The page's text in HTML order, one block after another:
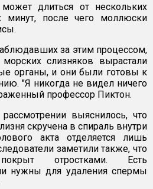
длиться от нескольких
минут, после чего моллюски
за этим процессом,
слизняков вырастали
органы, и они были готовы к
"Я никогда не видел ничего
профессор Пиктон.
выяснилось, что
скручена в спираль внутри
акта отделяется лишь
заметили также, что
отростками. Есть
нужны для удаления спермы